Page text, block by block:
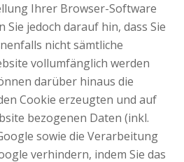
Ihrer Browser-Software
Sie jedoch darauf hin, dass Sie
nicht sämtliche
vollumfänglich werden
darüber hinaus die
Cookie erzeugten und auf
bezogenen Daten (inkl.
sowie die Verarbeitung
verhindern, indem Sie das